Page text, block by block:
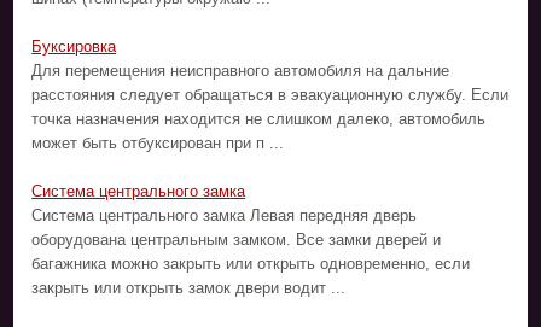
Буксировка
Для перемещения неисправного автомобиля на дальние
расстояния следует обращаться в эвакуационную службу. Если
точка назначения находится не слишком далеко, автомобиль
может быть отбуксирован при п ...
Система центрального замка
Система центрального замка Левая передняя дверь
оборудована центральным замком. Все замки дверей и
багажника можно закрыть или открыть одновременно, если
закрыть или открыть замок двери водит ...